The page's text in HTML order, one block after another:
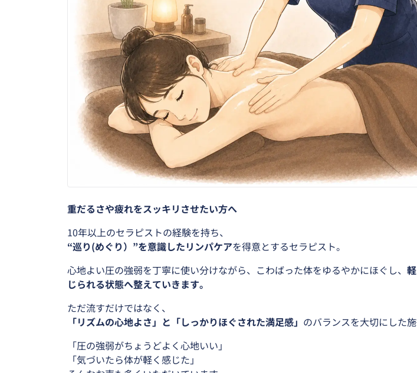
重だるさや疲れをスッキリさせたい方へ
10年以上のセラピストの経験を持ち、
“巡り(めぐり）”を意識したリンパケアを得意とするセラピスト。
心地よい圧の強弱を丁寧に使い分けながら、こわばった体をゆるやかにほぐし、
じられる状態へ整えていきます。
ただ流すだけではなく、
「リズムの心地よさ」と「しっかりほぐされた満足感」 のバランスを大切にした施
「圧の強弱がちょうどよく心地いい」
「気づいたら体が軽く感じた」